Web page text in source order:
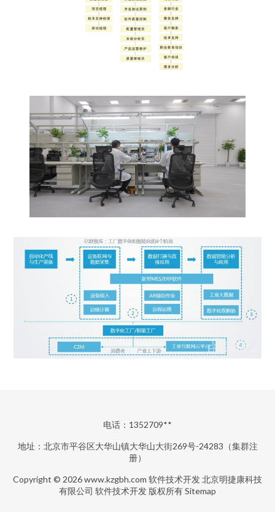
电话：1352709**
地址：北京市平谷区大华山镇大华山大街269号-24283（集群注
册）
Copyright © 2026www.kzgbh.com 软件技术开发北京明捷康科技
有限公司 软件技术开发 版权所有Sitemap